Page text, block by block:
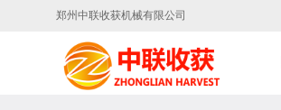
郑州中联收获机械有限公司